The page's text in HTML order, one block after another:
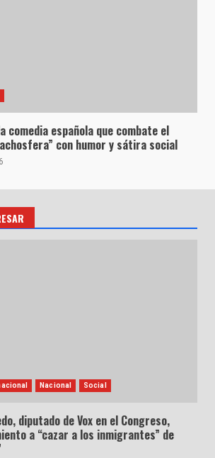
comedia española que combate el
con humor y sátira social
Nacional Social
diputado de Vox en el Congreso,
a “cazar a los inmigrantes” de